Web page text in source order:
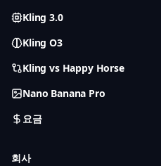
Kling 3.0
Kling O3
Kling vs Happy Horse
Nano Banana Pro
요금
회사